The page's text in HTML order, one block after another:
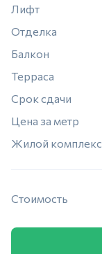
Лифт
Отделка
Балкон
Терраса
Срок сдачи
Цена за метр
Жилой комплекс
Стоимость